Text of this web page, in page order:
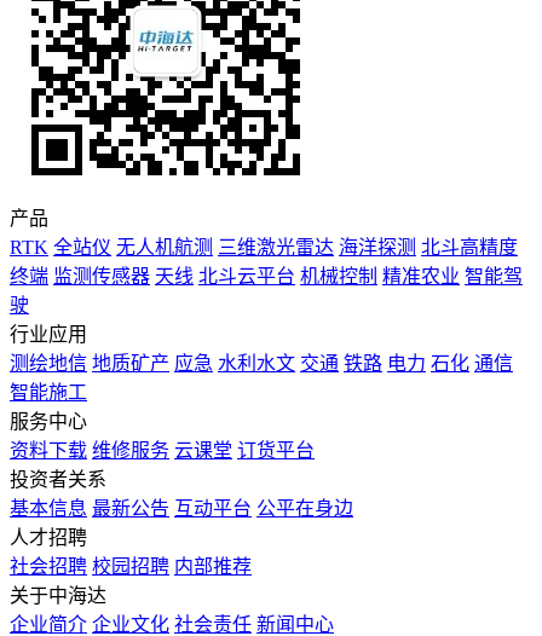
产品
RTK 全站仪 无人机航测 三维激光雷达 海洋探测 北斗高精度
终端 监测传感器 天线 北斗云平台 机械控制 精准农业 智能驾
驶
行业应用
测绘地信 地质矿产 应急 水利水文 交通 铁路 电力 石化 通信
智能施工
服务中心
资料下载 维修服务 云课堂 订货平台
投资者关系
基本信息 最新公告 互动平台 公平在身边
人才招聘
社会招聘 校园招聘 内部推荐
关于中海达
企业简介 企业文化 社会责任 新闻中心